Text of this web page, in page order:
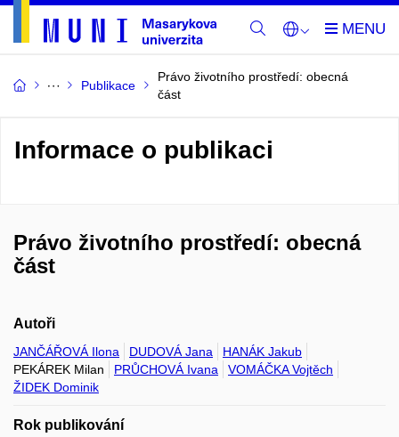
Publikace
Právo životního prostředí: obecná
část
Informace o publikaci
Právo životního prostředí: obecná
část
Autoři
JANČÁŘOVÁ Ilona DUDOVÁ Jana
HANÁK Jakub
PEKÁREK Milan
PRŮCHOVÁ Ivana
VOMÁČKA Vojtěch
ŽIDEK Dominik
Rok publikování